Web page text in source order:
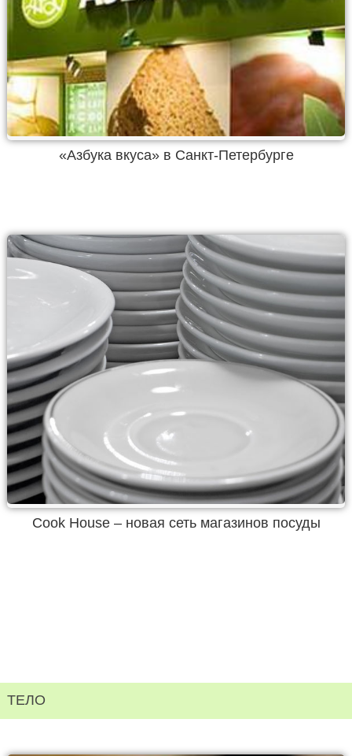
«Азбука вкуса» в Санкт-Петербурге
Cook House – новая сеть магазинов посуды
ТЕЛО